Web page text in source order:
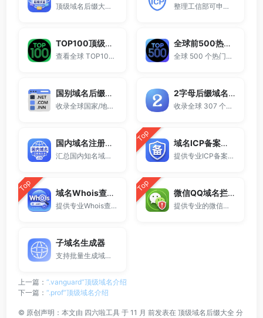
顶级域名后缀大全收录全球已开放注册的所有TLD后缀，包括gTLD、ccTLD、品牌域名后缀等。 整理工信部可申请ICP网站备案的域名后缀大全。
TOP100顶级域名后缀排名榜
查看全球 TOP100 域名后缀。
全球前500热门域名后缀排行
全球 500 个热门域名后缀排名，展示注册量排行、是否可备案、适用范围与用途简介，帮助企业与个人在 2025 年快速选择合适的顶级域名。
国别域名后缀大全
收录全球国家/地区代码顶级域名。
2字母后缀域名大全
收录全球 307 个两字符域名后缀。
国内域名注册商大全
汇总国内知名域名注册商与服务平台。
Top 域名ICP备案查询
提供专业ICP备案查询与网站备案信息查询服务，支持域名备案号查询、网站是否备案检测及备案信息快速获取，适用于站长工具、域名检测与SEO分析。
Top 域名Whois查询工具
提供专业Whois查询与域名信息查询服务，支持查询域名注册信息、注册商、到期时间及DNS记录，适用于域名检测、SEO分析及站长工具使用。
Top 微信QQ域名拦截检测
提供专业的微信拦截检测、QQ拦截检测、域名被墙检测服务，一键查询网站是否被封、被拦截或被限制访问。
子域名生成器
支持批量生成域名与泛解析子域名，适用于站群部署、SEO测试与开发环境使用。
上一篇： “.vanguard”顶级域名介绍
下一篇： “.prof”顶级域名介绍
© 原创声明：本文由 四六啦工具 于 11 月 前发表在 顶级域名后缀大全 分